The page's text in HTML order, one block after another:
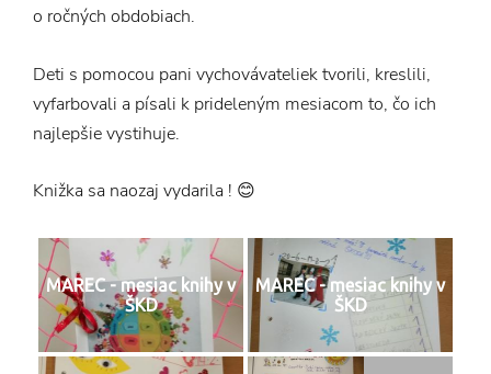
o ročných obdobiach.
Deti s pomocou pani vychovávateliek tvorili, kreslili,
vyfarbovali a písali k prideleným mesiacom to, čo ich
najlepšie vystihuje.
Knižka sa naozaj vydarila ! 😊
MAREC - mesiac knihy v
ŠKD
MAREC - mesiac knihy v
ŠKD